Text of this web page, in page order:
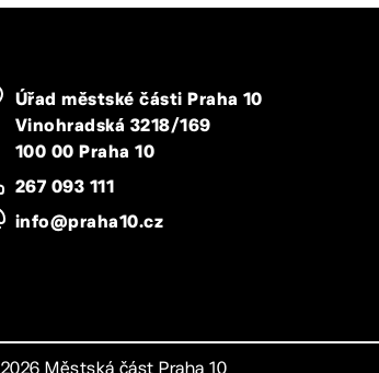
Úřad městské části Praha 10
Vinohradská 3218/169
100 00 Praha 10
267 093 111
info@praha10.cz
2026 Městská část Praha 10